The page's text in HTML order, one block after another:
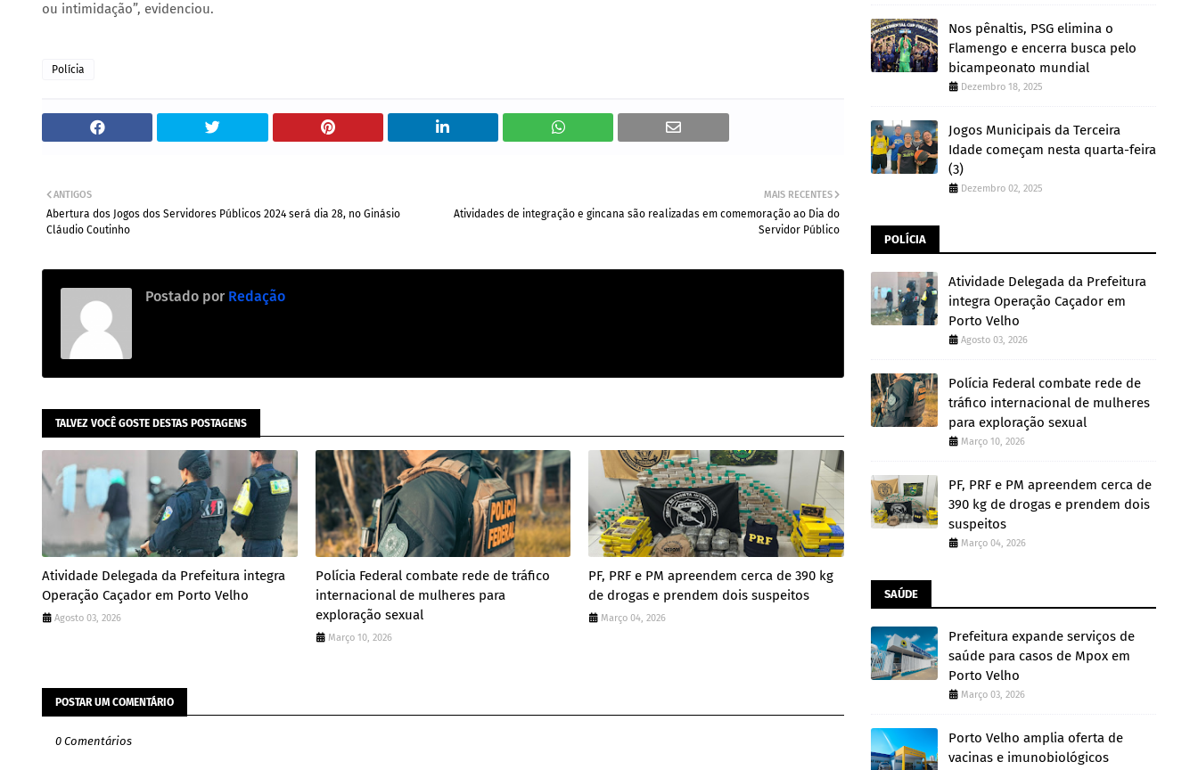
ou intimidação”, evidenciou.
Polícia
MAIS RECENTES
Atividades de integração e gincana são realizadas em comemoração ao Dia do
Servidor Público
ANTIGOS
Abertura dos Jogos dos Servidores Públicos 2024 será dia 28, no Ginásio
Cláudio Coutinho
Postado por Redação
TALVEZ VOCÊ GOSTE DESTAS POSTAGENS
Atividade Delegada da Prefeitura integra
Operação Caçador em Porto Velho
Agosto 03, 2026
Polícia Federal combate rede de tráfico
internacional de mulheres para
exploração sexual
Março 10, 2026
PF, PRF e PM apreendem cerca de 390 kg
de drogas e prendem dois suspeitos
Março 04, 2026
POSTAR UM COMENTÁRIO
0 Comentários
Nos pênaltis, PSG elimina o
Flamengo e encerra busca pelo
bicampeonato mundial
Dezembro 18, 2025
Jogos Municipais da Terceira
Idade começam nesta quarta-feira
(3)
Dezembro 02, 2025
POLÍCIA
Atividade Delegada da Prefeitura
integra Operação Caçador em
Porto Velho
Agosto 03, 2026
Polícia Federal combate rede de
tráfico internacional de mulheres
para exploração sexual
Março 10, 2026
PF, PRF e PM apreendem cerca de
390 kg de drogas e prendem dois
suspeitos
Março 04, 2026
SAÚDE
Prefeitura expande serviços de
saúde para casos de Mpox em
Porto Velho
Março 03, 2026
Porto Velho amplia oferta de
vacinas e imunobiológicos